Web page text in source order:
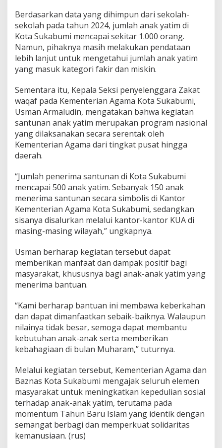
Berdasarkan data yang dihimpun dari sekolah-
sekolah pada tahun 2024, jumlah anak yatim di
Kota Sukabumi mencapai sekitar 1.000 orang.
Namun, pihaknya masih melakukan pendataan
lebih lanjut untuk mengetahui jumlah anak yatim
yang masuk kategori fakir dan miskin.
Sementara itu, Kepala Seksi penyelenggara Zakat
waqaf pada Kementerian Agama Kota Sukabumi,
Usman Armaludin, mengatakan bahwa kegiatan
santunan anak yatim merupakan program nasional
yang dilaksanakan secara serentak oleh
Kementerian Agama dari tingkat pusat hingga
daerah.
“Jumlah penerima santunan di Kota Sukabumi
mencapai 500 anak yatim. Sebanyak 150 anak
menerima santunan secara simbolis di Kantor
Kementerian Agama Kota Sukabumi, sedangkan
sisanya disalurkan melalui kantor-kantor KUA di
masing-masing wilayah,” ungkapnya.
Usman berharap kegiatan tersebut dapat
memberikan manfaat dan dampak positif bagi
masyarakat, khususnya bagi anak-anak yatim yang
menerima bantuan.
“Kami berharap bantuan ini membawa keberkahan
dan dapat dimanfaatkan sebaik-baiknya. Walaupun
nilainya tidak besar, semoga dapat membantu
kebutuhan anak-anak serta memberikan
kebahagiaan di bulan Muharam,” tuturnya.
Melalui kegiatan tersebut, Kementerian Agama dan
Baznas Kota Sukabumi mengajak seluruh elemen
masyarakat untuk meningkatkan kepedulian sosial
terhadap anak-anak yatim, terutama pada
momentum Tahun Baru Islam yang identik dengan
semangat berbagi dan memperkuat solidaritas
kemanusiaan. (rus)